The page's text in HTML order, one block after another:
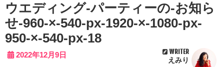
ウエディング-パーティーの-お知ら
せ-960-×-540-px-1920-×-1080-px-
950-×-540-px-18
2022年12月9日 WRITER
えみり